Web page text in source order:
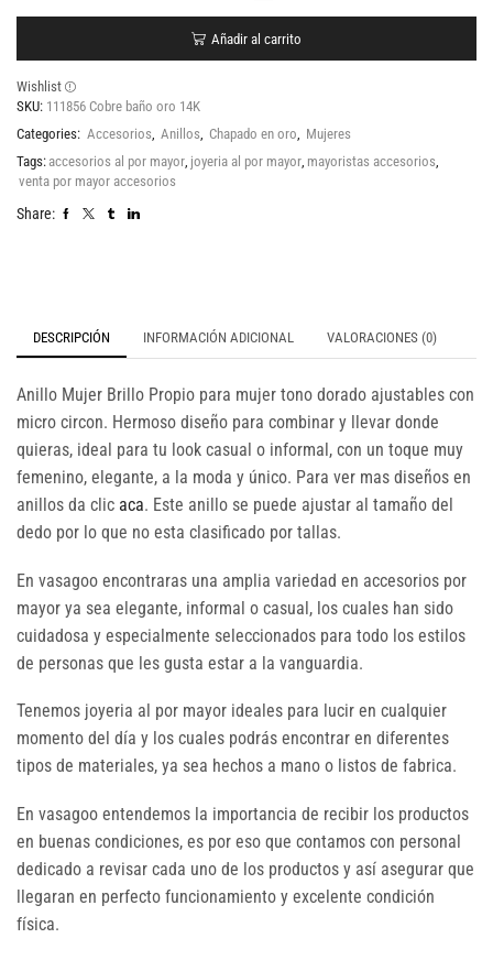
Añadir al carrito
Wishlist
SKU: 111856 Cobre baño oro 14K
Categories: Accesorios, Anillos, Chapado en oro, Mujeres
Tags: accesorios al por mayor, joyeria al por mayor, mayoristas accesorios,
venta por mayor accesorios
Share:
DESCRIPCIÓN INFORMACIÓN ADICIONAL VALORACIONES (0)
Anillo Mujer Brillo Propio para mujer tono dorado ajustables con
micro circon. Hermoso diseño para combinar y llevar donde
quieras, ideal para tu look casual o informal, con un toque muy
femenino, elegante, a la moda y único. Para ver mas diseños en
anillos da clic aca. Este anillo se puede ajustar al tamaño del
dedo por lo que no esta clasificado por tallas.
En vasagoo encontraras una amplia variedad en accesorios por
mayor ya sea elegante, informal o casual, los cuales han sido
cuidadosa y especialmente seleccionados para todo los estilos
de personas que les gusta estar a la vanguardia.
Tenemos joyeria al por mayor ideales para lucir en cualquier
momento del día y los cuales podrás encontrar en diferentes
tipos de materiales, ya sea hechos a mano o listos de fabrica.
En vasagoo entendemos la importancia de recibir los productos
en buenas condiciones, es por eso que contamos con personal
dedicado a revisar cada uno de los productos y así asegurar que
llegaran en perfecto funcionamiento y excelente condición
física.